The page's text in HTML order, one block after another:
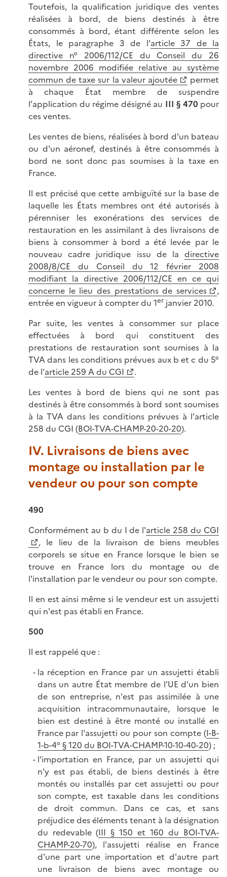
Toutefois, la qualification juridique des ventes
réalisées à bord, de biens destinés à être
consommés à bord, étant différente selon les
États, le paragraphe 3 de l'article 37 de la
directive n° 2006/112/CE du Conseil du 26
novembre 2006 modifiée relative au système
commun de taxe sur la valeur ajoutée
permet
à chaque État membre de suspendre
l'application du régime désigné au III § 470 pour
ces ventes.
Les ventes de biens, réalisées à bord d'un bateau
ou d'un aéronef, destinés à être consommés à
bord ne sont donc pas soumises à la taxe en
France.
Il est précisé que cette ambiguïté sur la base de
laquelle les États membres ont été autorisés à
pérenniser les exonérations des services de
restauration en les assimilant à des livraisons de
biens à consommer à bord a été levée par le
nouveau cadre juridique issu de la directive
2008/8/CE du Conseil du 12 février 2008
modifiant la directive 2006/112/CE en ce qui
concerne le lieu des prestations de services
,
entrée en vigueur à compter du 1er janvier 2010.
Par suite, les ventes à consommer sur place
effectuées à bord qui constituent des
prestations de restauration sont soumises à la
TVA dans les conditions prévues aux b et c du 5°
de l'article 259 A du CGI
.
Les ventes à bord de biens qui ne sont pas
destinés à être consommés à bord sont soumises
à la TVA dans les conditions prévues à l'article
258 du CGI (BOI-TVA-CHAMP-20-20-20).
IV. Livraisons de biens avec
montage ou installation par le
vendeur ou pour son compte
490
Conformément au b du I de l'article 258 du CGI
, le lieu de la livraison de biens meubles
corporels se situe en France lorsque le bien se
trouve en France lors du montage ou de
l'installation par le vendeur ou pour son compte.
Il en est ainsi même si le vendeur est un assujetti
qui n'est pas établi en France.
500
Il est rappelé que :
la réception en France par un assujetti établi
dans un autre État membre de l'UE d'un bien
de son entreprise, n'est pas assimilée à une
acquisition intracommunautaire, lorsque le
bien est destiné à être monté ou installé en
France par l'assujetti ou pour son compte (I-B-
1-b-4° § 120 du BOI-TVA-CHAMP-10-10-40-20) ;
l'importation en France, par un assujetti qui
n'y est pas établi, de biens destinés à être
montés ou installés par cet assujetti ou pour
son compte, est taxable dans les conditions
de droit commun. Dans ce cas, et sans
préjudice des éléments tenant à la désignation
du redevable (III § 150 et 160 du BOI-TVA-
CHAMP-20-70), l'assujetti réalise en France
d'une part une importation et d'autre part
une livraison de biens avec montage ou